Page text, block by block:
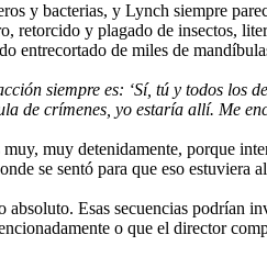
y bacterias, y Lynch siempre
retorcido y plagado de insectos,
entrecortado de miles de
siempre es: ‘Sí, tú y todos los
de crímenes, yo estaría allí. Me
muy detenidamente, porque
se sentó para que eso estuviera
absoluto. Esas secuencias podrían
o que el director